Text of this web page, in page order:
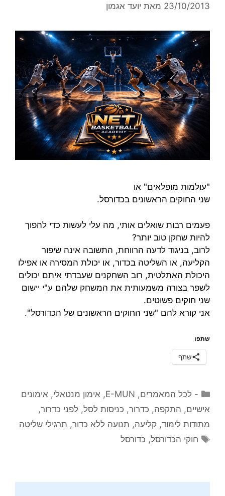
23/10/2013 מאת יועד אגמון
"עולמות מופלאים" או
שני החוקים הראשונים בכדורסל.
פעמים רבות שואלים אותי, מה עלי לעשות כדי להפוך
להיות שחקן טוב יותר?
לרוב, בניגוד לדעה הרווחת, התשובה אינה שיפור
הקליעה, או השליטה בכדור, או יכולת המסירה או אפילו
היכולת האתלטית, רוב השחקנים שעבדתי איתם יכולים
לשפר בצורה משמעותית את המשחק שלהם ע"י יישום
שני חוקים פשוטים.
אני קורא להם "שני החוקים הראשונים של הכדורסל".
שתפו
שתף
קטגוריות
- לכל המאמרים,
E-MUN
, אימון מנטאלי, אימונים
אישיים, התקפה, כדרור, כניסות לסל, לפני כדרור,
מתודות לימוד, קליעה, תנועה ללא כדור, תרגילי שליטה
תגיות
חוקי הכדורסל, כדורסל